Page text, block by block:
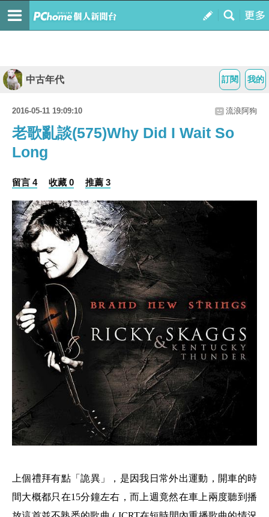
我的
訂閱
中古年代
2016-05-11 19:09:10 流浪阿狗
老歌亂談(575)Why Did I Wait So
Long
留言 4 收藏 0 推薦 3
上個禮拜有點「詭異」，是因我日常外出運動，開車的時
間大概都只在15分鐘左右，而上週竟然在車上兩度聽到播